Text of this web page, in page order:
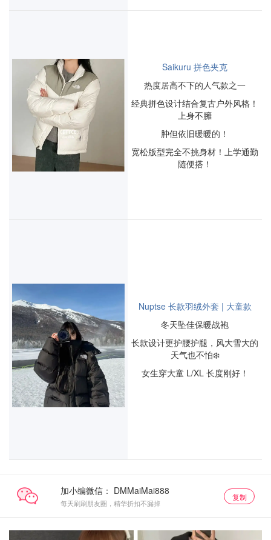
Saikuru 拼色夹克
热度居高不下的人气款之一
经典拼色设计结合复古户外风格！
上身不臃
肿但依旧暖暖的！
宽松版型完全不挑身材！上学通勤
随便搭！
Nuptse 长款羽绒外套 | 大童款
冬天坠佳保暖战袍
长款设计更护腰护腿，风大雪大的
天气也不怕❄️
女生穿大童 L/XL 长度刚好！
加小编微信：
每天刷刷朋友圈，精华折扣不漏掉
复制